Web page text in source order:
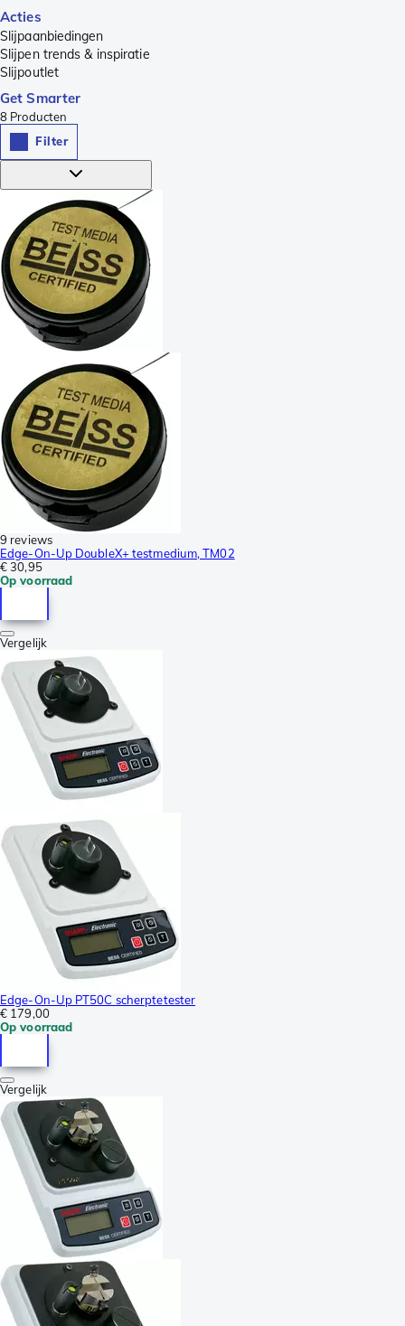
Acties
Slijpaanbiedingen
Slijpen trends & inspiratie
Slijpoutlet
Get Smarter
8 Producten
Filter
9 reviews
Edge-On-Up DoubleX+ testmedium, TM02
€ 30,95
Op voorraad
Vergelijk
Edge-On-Up PT50C scherptetester
€ 179,00
Op voorraad
Vergelijk